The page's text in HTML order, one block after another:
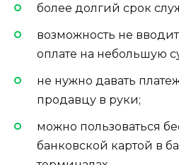
более долгий срок
возможность не
оплате на небольшую
не нужно давать
продавцу в руки;
можно пользоваться
банковской картой в